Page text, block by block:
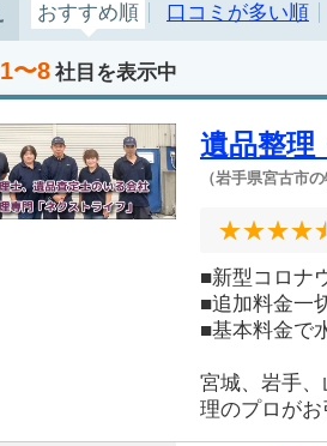
おすすめ順 口コミが多い順
1〜8 社目を表示中
遺品整理
（岩手県宮古市の
■新型コロナ
■追加料金一
■基本料金で
宮城、岩手
理のプロが